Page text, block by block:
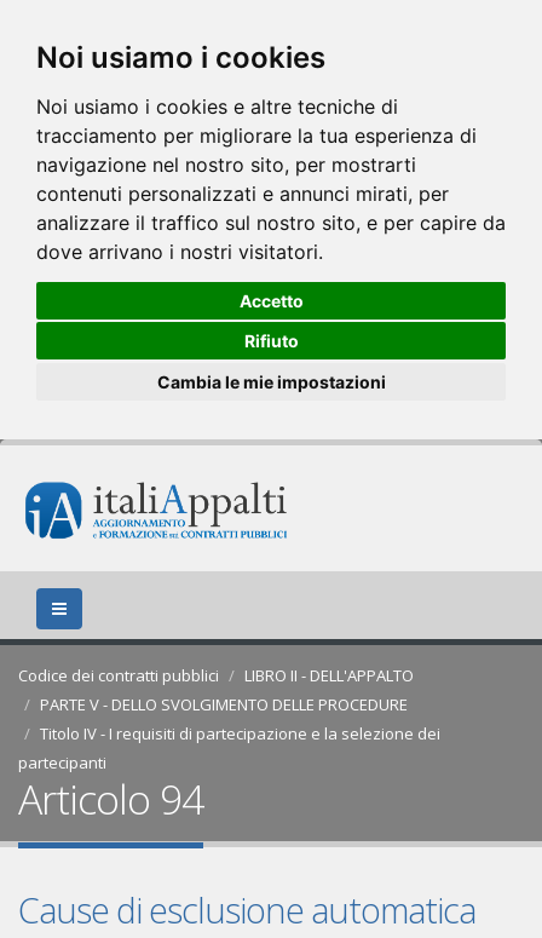
Noi usiamo i cookies
Noi usiamo i cookies e altre tecniche di
tracciamento per migliorare la tua esperienza di
navigazione nel nostro sito, per mostrarti
contenuti personalizzati e annunci mirati, per
analizzare il traffico sul nostro sito, e per capire da
dove arrivano i nostri visitatori.
Accetto
Rifiuto
Cambia le mie impostazioni
Codice dei contratti pubblici
LIBRO II - DELL'APPALTO
PARTE V - DELLO SVOLGIMENTO DELLE PROCEDURE
Titolo IV - I requisiti di partecipazione e la selezione dei
partecipanti
Articolo 94
Cause di esclusione automatica